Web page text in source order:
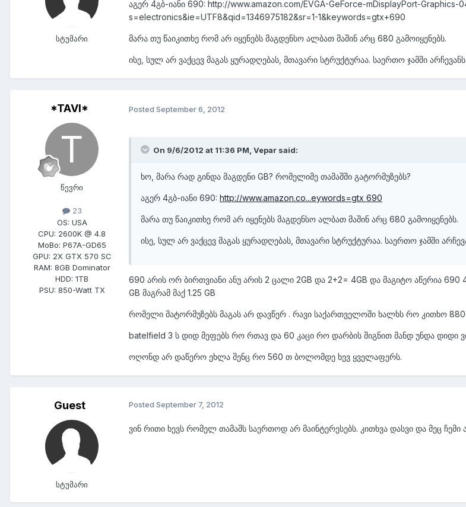
სტუმარი
აგერ 4გბ-იანი 690: http://www.amazon.com/EVGA-GeForce-mDisplayPort-Graphics-
s=electronics&ie=UTF8&qid=1346975182&sr=1-1&keywords=gtx+690
მარა თუ წაიკითხე რომ არ იყენებს მაგდენსო ალბათ მაშინ არც 680 გამოიყენებს.
ისე, სულ არ ვაქცევ მაგას ყურადღებას, მთავარი სტრუქტურაა. საერთო ჯამში
*TAVI*
წევრი
23
OS: USA
CPU: 2600K @ 4.8
MoBo: P67A-GD65
GPU: 2X GTX 570 SC
RAM: 8GB Dominator
HDD: 1TB
PSU: 850-Watt TX
Posted September 6, 2012
On 9/6/2012 at 11:36 PM, Vepar said:
ხო, მარა რად გინდა მაგდენი GB? რომელიმე თამაშში გატორმუზებს?
აგერ 4გბ-იანი 690: http://www.amazon.co...eywords=gtx 690
მარა თუ წაიკითხე რომ არ იყენებს მაგდენსო ალბათ მაშინ არც 680 გამოიყენებს.
ისე, სულ არ ვაქცევ მაგას ყურადღებას, მთავარი სტრუქტურაა. საერთო ჯამში
690 არის ორ ბირთვიანი ანუ არის 2 ცალი 2GB და 2+2= 4GB და მაგიტო აწერია 690
GB მაგრამ მაქ 1.25 GB
რომელი მატორმუზებს მაგას არ დავწერ . რავი საქართველოში ხალხს რო კითხო
batelfield 3 ს დიდ მეფებს რო რთავ და 60 კაცი რო დარბის შიგნით მანდ უნდა დიდი
ოღონდ არ დაწერო ეხლა შენც რო 560 თ ბოლომდე ხევ ყველაფერს.
Guest
სტუმარი
Posted September 7, 2012
ვინ რითი ხევს რომელ თამაშს საერთოდ არ მაინტერესებს. კითხვა დასვი და მეც ჩემი